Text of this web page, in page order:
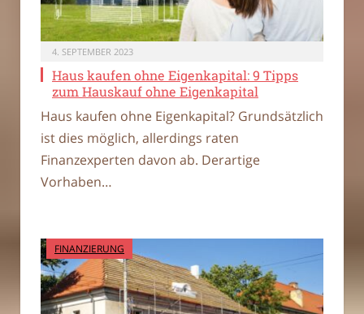
4. SEPTEMBER 2023
Haus kaufen ohne Eigenkapital: 9 Tipps
zum Hauskauf ohne Eigenkapital
Haus kaufen ohne Eigenkapital? Grundsätzlich
ist dies möglich, allerdings raten
Finanzexperten davon ab. Derartige
Vorhaben…
FINANZIERUNG